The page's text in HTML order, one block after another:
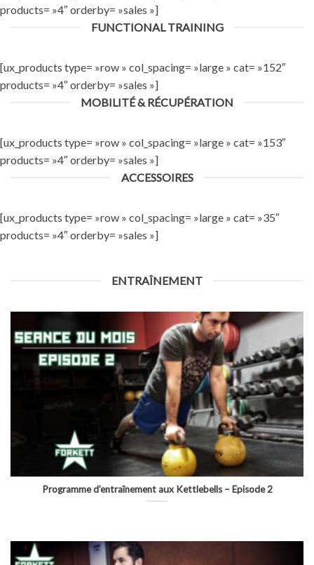
products= »4″ orderby= »sales »]
FUNCTIONAL TRAINING
[ux_products type= »row » col_spacing= »large » cat= »152″
products= »4″ orderby= »sales »]
MOBILITÉ & RÉCUPÉRATION
[ux_products type= »row » col_spacing= »large » cat= »153″
products= »4″ orderby= »sales »]
ACCESSOIRES
[ux_products type= »row » col_spacing= »large » cat= »35″
products= »4″ orderby= »sales »]
ENTRAÎNEMENT
Programme d’entraînement aux Kettlebells – Episode 2